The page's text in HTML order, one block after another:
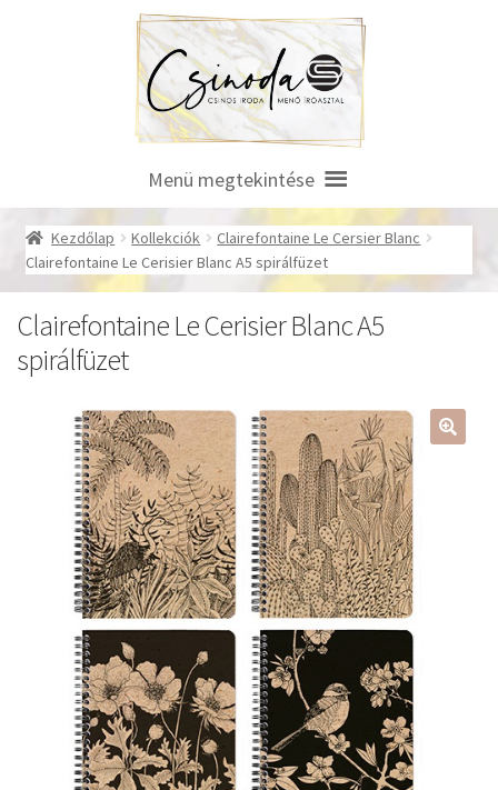
Menü megtekintése
Kezdőlap Kollekciók
Clairefontaine Le Cersier Blanc
Clairefontaine Le Cerisier Blanc A5 spirálfüzet
Clairefontaine Le Cerisier Blanc A5
spirálfüzet